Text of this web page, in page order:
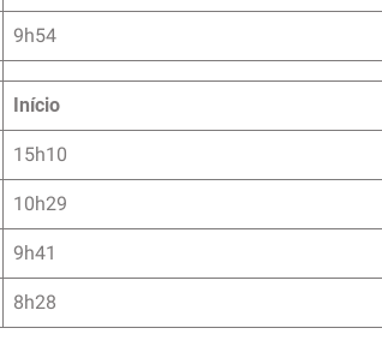
9h54
Início
15h10
10h29
9h41
8h28